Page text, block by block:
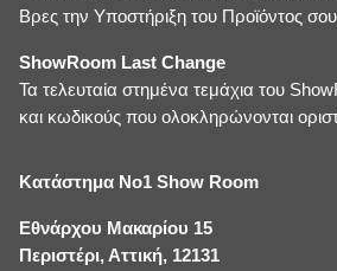
Βρες την Υποστήριξη του Προϊόντος σου
ShowRoom Last Change
Τα τελευταία στημένα τεμάχια του
και κωδικούς που ολοκληρώνονται
Κατάστημα No1 Show Room
Εθνάρχου Μακαρίου 15
Περιστέρι, Αττική, 12131